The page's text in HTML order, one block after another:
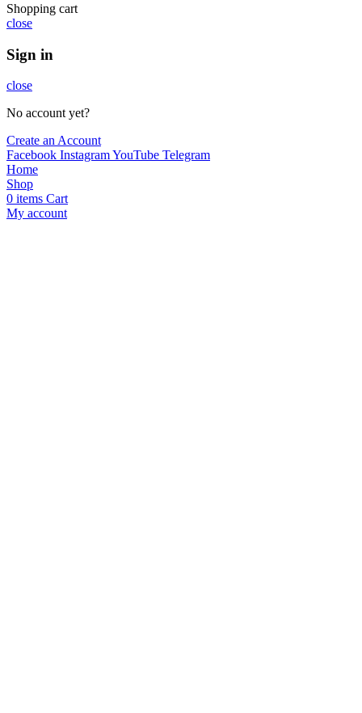
Shopping cart
close
Sign in
close
No account yet?
Create an Account
Facebook InstagramYouTube Telegram
Home
Shop
0 items Cart
My account